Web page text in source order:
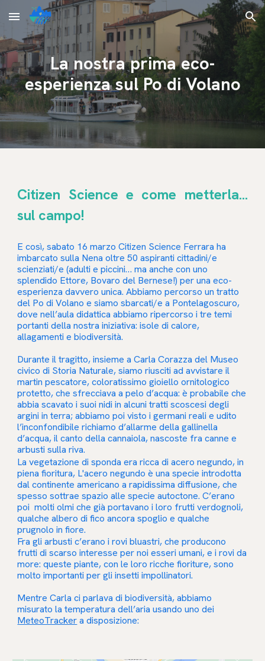
Skip to main content Skip to navigation
La nostra prima eco-
esperienza sul Po di Volano
Citizen Science e come metterla...
sul campo!
E così, sabato 16 marzo Citizen Science Ferrara ha
imbarcato sulla Nena oltre 50 aspiranti cittadini/e
scienziati/e (adulti e piccini… ma anche con uno
splendido Ettore, Bovaro del Bernese!) per una eco-
esperienza davvero unica. Abbiamo percorso un tratto
del Po di Volano e siamo sbarcati/e a Pontelagoscuro,
dove nell’aula didattica abbiamo ripercorso i tre temi
portanti della nostra iniziativa: isole di calore,
allagamenti e biodiversità.
Durante il tragitto, insieme a Carla Corazza del Museo
civico di Storia Naturale, siamo riusciti ad avvistare il
martin pescatore, coloratissimo gioiello ornitologico
protetto, che sfrecciava a pelo d’acqua: è probabile che
abbia scavato i suoi nidi in alcuni tratti scoscesi degli
argini in terra; abbiamo poi visto i germani reali e udito
l’inconfondibile richiamo d’allarme della gallinella
d’acqua, il canto della cannaiola, nascoste fra canne e
arbusti sulla riva.
La vegetazione di sponda era ricca di acero negundo, in
piena fioritura, L'acero negundo è una specie introdotta
dal continente americano a rapidissima diffusione, che
spesso sottrae spazio alle specie autoctone. C’erano
poi molti olmi che già portavano i loro frutti verdognoli,
qualche albero di fico ancora spoglio e qualche
prugnolo in fiore.
Fra gli arbusti c’erano i rovi bluastri, che producono
frutti di scarso interesse per noi esseri umani, e i rovi da
more: queste piante, con le loro ricche fioriture, sono
molto importanti per gli insetti impollinatori.
Mentre Carla ci parlava di biodiversità, abbiamo
misurato la temperatura dell’aria usando uno dei
MeteoTrackera disposizione: